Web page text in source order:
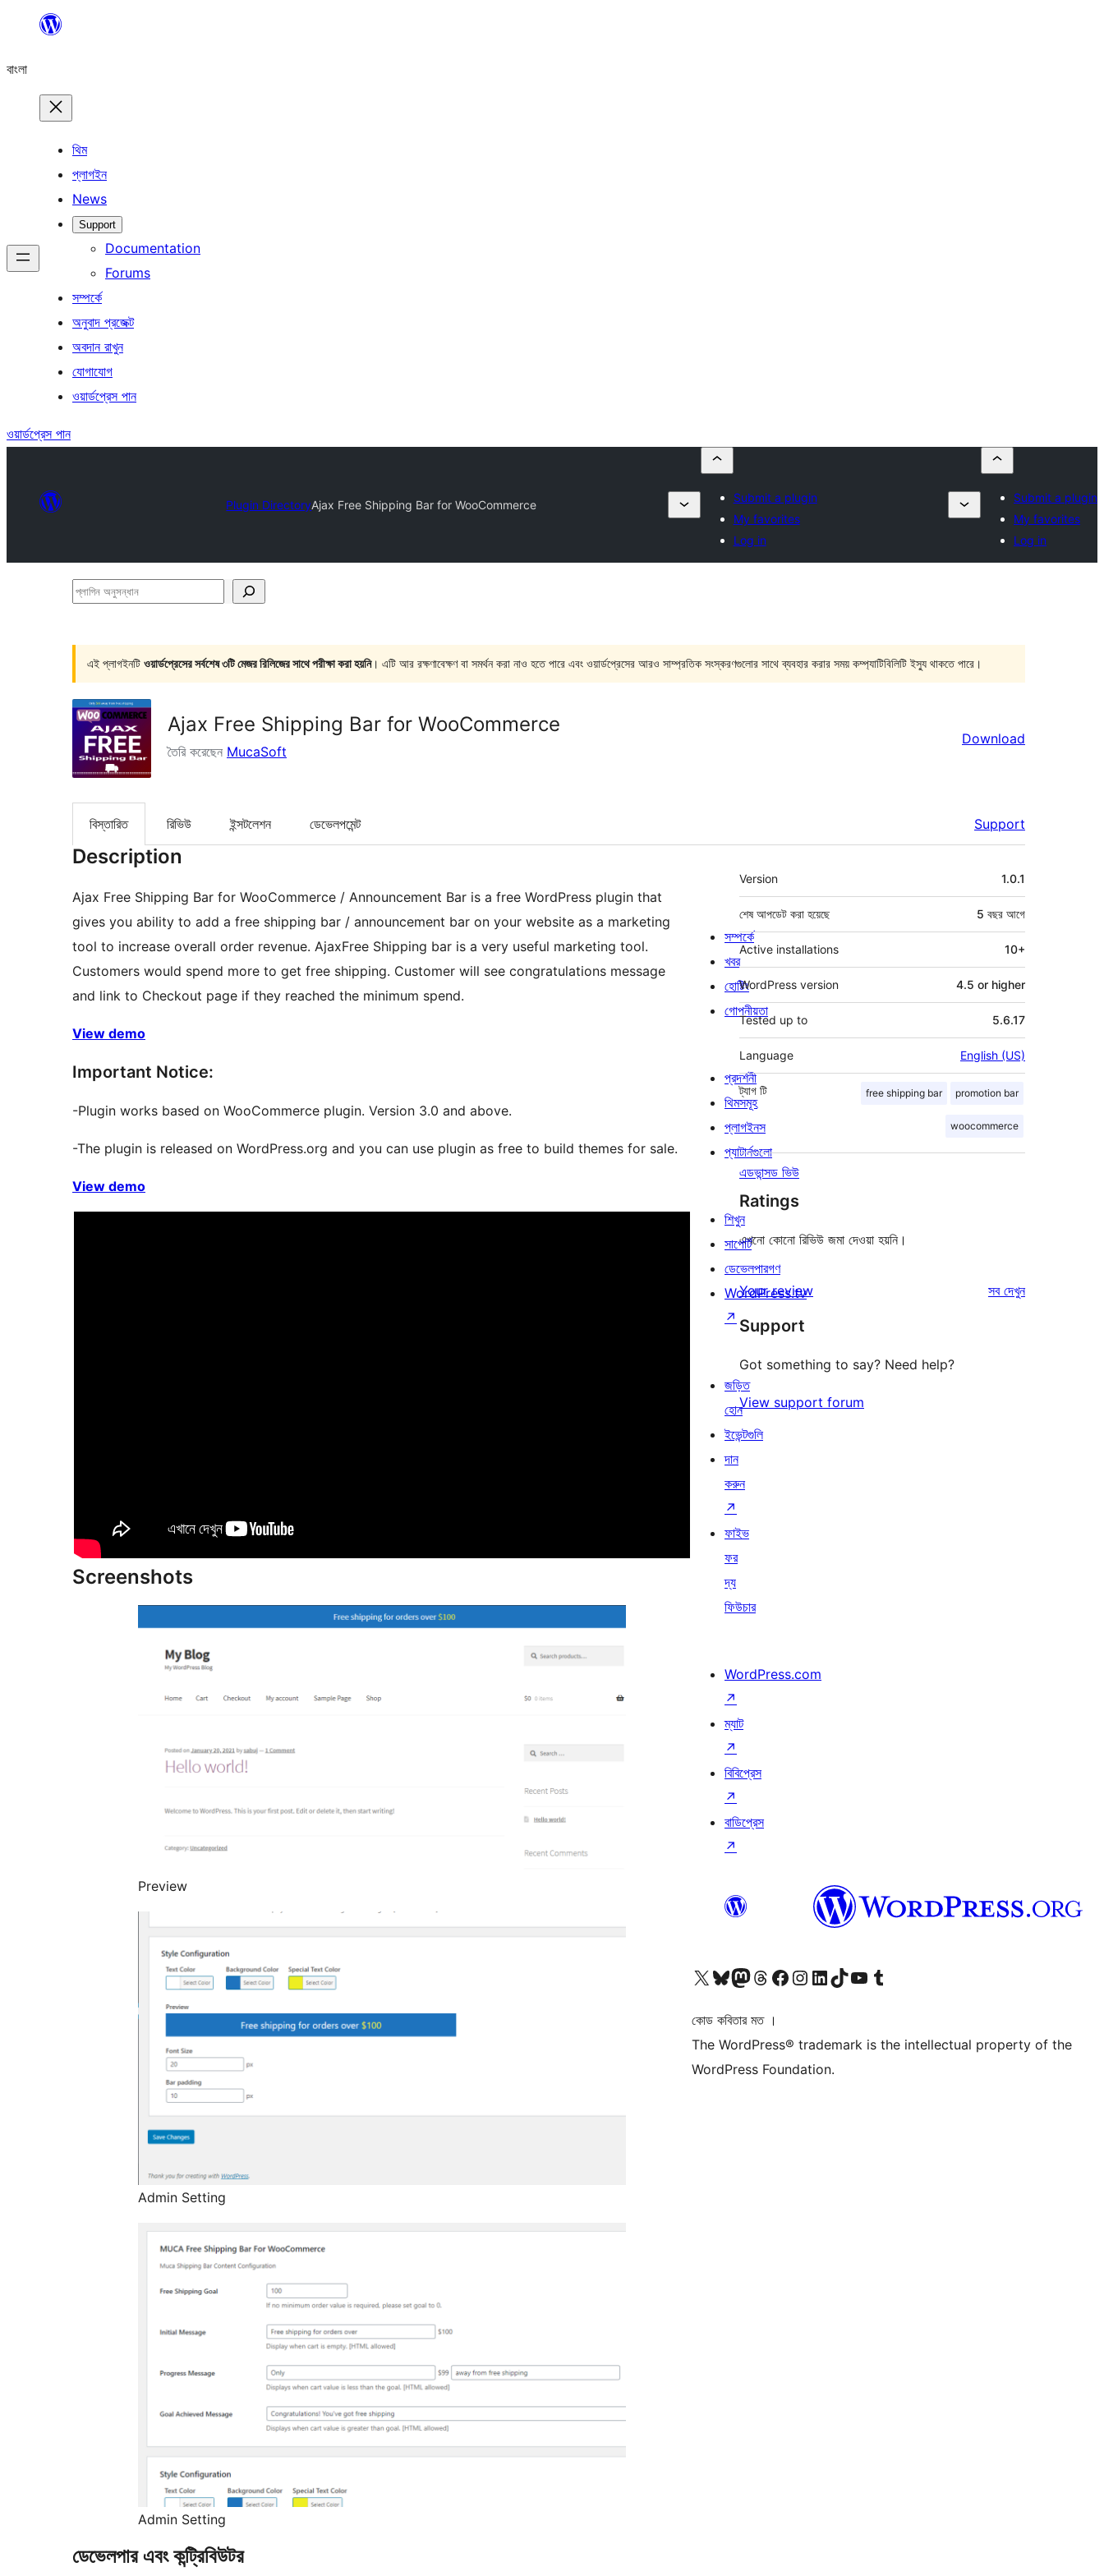
যান
বাংলা
থিম
প্লাগইন
News
Support
Documentation
Forums
সম্পর্কে
অনুবাদ প্রজেক্ট
অবদান রাখুন
যোগাযোগ
ওয়ার্ডপ্রেস পান
ওয়ার্ডপ্রেস পান
Plugin DirectoryAjax Free Shipping Bar for WooCommerce
Submit a plugin
My favorites
Log in
Submit a plugin
My favorites
Log in
প্লাগিন
এই প্লাগইনটি ওয়ার্ডপ্রেসের সর্বশেষ ৩টি মেজর রিলিজের সাথে পরীক্ষা করা হয়নি। এটি আর রক্ষণাবেক্ষণ বা সমর্থন করা নাও হতে পারে এবং ওয়ার্ডপ্রেসের আরও সাম্প্রতিক সংস্করণগুলোর সাথে ব্যবহার করার সময় কম্প্যাটিবিলিটি ইস্যু থাকতে পারে।
Ajax Free Shipping Bar for WooCommerce
তৈরি করেছেন MucaSoft
Download
বিস্তারিত রিভিউ ইন্সটলেশন ডেভেলপমেন্ট Support
Description
Ajax Free Shipping Bar for WooCommerce / Announcement Bar is a free WordPress plugin that
gives you ability to add a free shipping bar / announcement bar on your website as a marketing
tool to increase overall order revenue. AjaxFree Shipping bar is a very useful marketing tool.
Customers would spend more to get free shipping. Customer will see congratulations message
and link to Checkout page if they reached the minimum spend.
View demo
Important Notice:
-Plugin works based on WooCommerce plugin. Version 3.0 and above.
-The plugin is released on WordPress.org and you can use plugin as free to build themes for sale.
View demo
Screenshots
Preview
Admin Setting
Admin Setting
ডেভেলপার এবং কন্ট্রিবিউটর
মেটা
Version 1.0.1
শেষ আপডেট করা হয়েছে 5 বছর আগে
Active installations 10+
WordPress version 4.5 or higher
Tested up to 5.6.17
Language English (US)
ট্যাগ free shipping bar promotion bar
woocommerce
টি
এডভান্সড ভিউ
Ratings
এখনো কোনো রিভিউ জমা দেওয়া হয়নি।
Your review সবরিভিউ
দেখুন
Support
Got something to say? Need help?
View support forum
সম্পর্কে
খবর
হোষ্টিং
গোপনীয়তা
প্রদর্শনী
থিমসমূহ
প্লাগইনস
প্যাটার্নগুলো
শিখুন
সাপোর্ট
ডেভেলপারগণ
WordPress.tv
↗
জড়িত
হোন
ইভেন্টগুলি
দান
করুন
↗
ফাইভ
ফর
দ্য
ফিউচার
WordPress.com
↗
ম্যাট
↗
বিবিপ্রেস
↗
বাডিপ্রেস
↗
আমাদের X (আগের টুইটার) অ্যাকাউন্টে যানআমাদের Bluesky অ্যাকাউন্টটি দেখুনআমাদের মাস্টোডন অ্যাকাউন্টটি দেখুনআমাদের থ্রেডস অ্যাকাউন্টটি দেখুনআমাদের ফেসবুক পেজ দেখুনআমাদের ইন্সটাগ্রাম অ্যাকাউন্ট দেখুনআমাদের লিঙ্কডইন অ্যাকাউন্টে যানআমাদের TikTok অ্যাকাউন্টটি দেখুনআমাদের ইউটিউব চ্যানেলে যান আমাদের টাম্বলার অ্যাকাউন্ট দেখুন
কোড কবিতার মত ।
The WordPress® trademark is the intellectual property of the
WordPress Foundation.